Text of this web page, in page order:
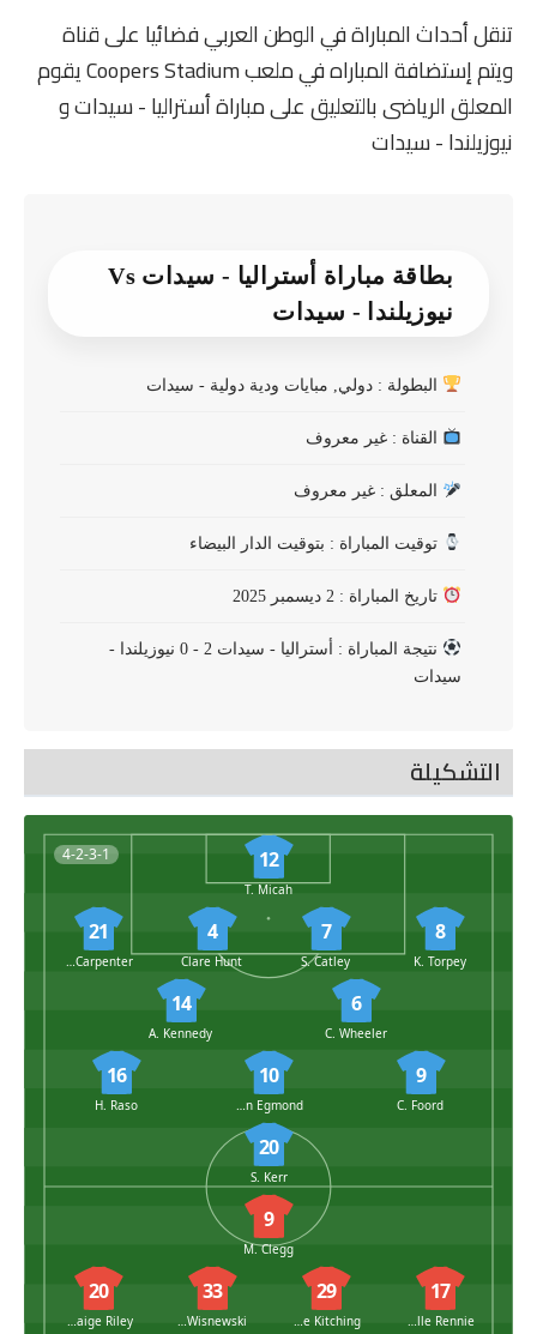
تنقل أحداث المباراة في الوطن العربي فضائيا على قناة
ويتم إستضافة المباراه في ملعب Coopers Stadium يقوم
المعلق الرياضى بالتعليق على مباراة أستراليا - سيدات و
نيوزيلندا - سيدات
بطاقة مباراة أستراليا - سيدات Vs
نيوزيلندا - سيدات
البطولة : دولي, مبايات ودية دولية - سيدات
القناة : غير معروف
المعلق : غير معروف
توقيت المباراة : بتوقيت الدار البيضاء
تاريخ المباراة : 2 ديسمبر 2025
نتيجة المباراة : أستراليا - سيدات 2 - 0 نيوزيلندا -
سيدات
التشكيلة
4-2-3-1 12
T. Micah
8
K. Torpey
7
S. Catley
4
Clare Hunt
21
6
C. Wheeler
14
A. Kennedy
9
C. Foord
10
E. van Egmond
16
H. Raso
20
S. Kerr
9
M. Clegg
17
29
33
20